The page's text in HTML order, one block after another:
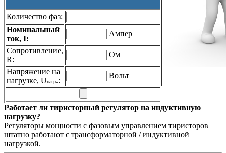
Количество фаз:
Номинальный
ток, I:
Ампер
Сопротивление,
R:
Ом
Напряжение на
нагрузке, Uнагр.:
Вольт
Работает ли тиристорный регулятор на индуктивную
нагрузку?
Регуляторы мощности с фазовым управлением тиристоров
штатно работают с трансформаторной / индуктивной
нагрузкой.